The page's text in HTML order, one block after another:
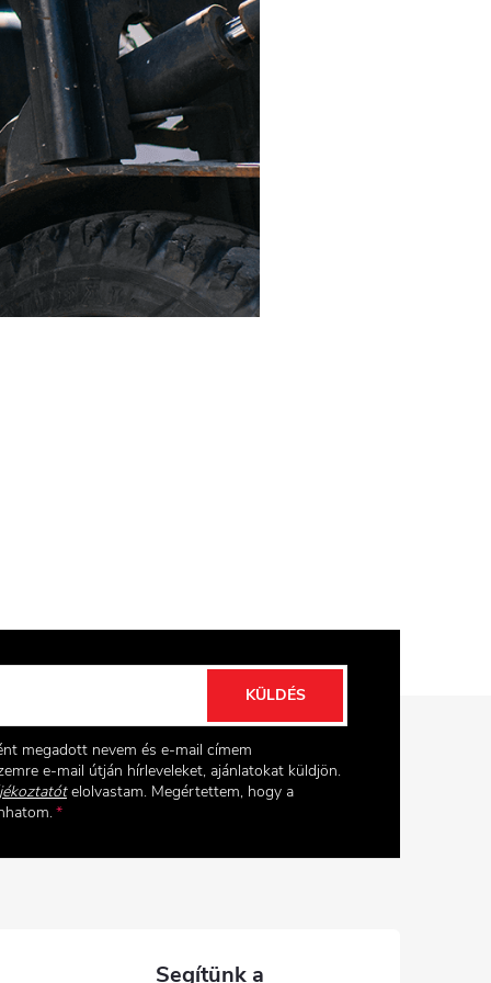
megadott nevem és e-mail címem
e-mail útján hírleveleket, ajánlatokat küldjön.
elolvastam. Megértettem, hogy a
KÜLDÉS